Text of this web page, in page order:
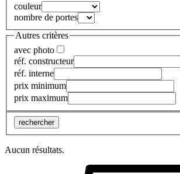
couleur
nombre de portes
Autres critères
avec photo
réf. constructeur
réf. interne
prix minimum
prix maximum
rechercher
Aucun résultats.